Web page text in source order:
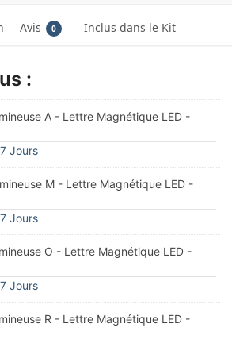
Avis 0 Inclus dans le Kit
:
A - Lettre Magnétique LED -
Jours
M - Lettre Magnétique LED -
Jours
O - Lettre Magnétique LED -
Jours
R - Lettre Magnétique LED -